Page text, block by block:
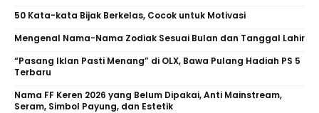
50 Kata-kata Bijak Berkelas, Cocok untuk Motivasi
Mengenal Nama-Nama Zodiak Sesuai Bulan dan Tanggal Lahir
“Pasang Iklan Pasti Menang” di OLX, Bawa Pulang Hadiah PS 5
Terbaru
Nama FF Keren 2026 yang Belum Dipakai, Anti Mainstream,
Seram, Simbol Payung, dan Estetik